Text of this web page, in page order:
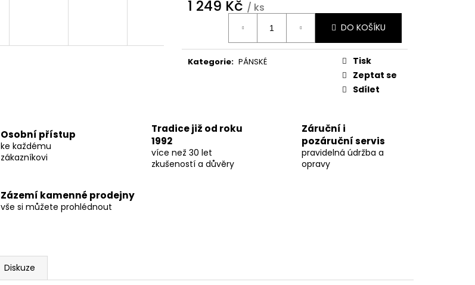
1 249 Kč / ks
DO KOŠÍKU
Kategorie: PÁNSKÉ
Tisk
Zeptat se
Sdílet
Osobní přístup
ke každému
zákazníkovi
Tradice již od roku
1992
více než 30 let
zkušeností a důvěry
Záruční i
pozáruční servis
pravidelná údržba a
opravy
Zázemí kamenné prodejny
vše si můžete prohlédnout
Diskuze